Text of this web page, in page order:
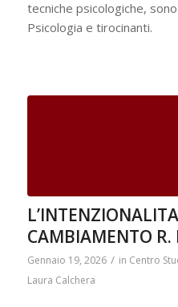
tecniche psicologiche,
Psicologia e tirocinanti.
CAMBIAMENTO
Gennaio 19, 2026 / in Centro
Laura Calchera